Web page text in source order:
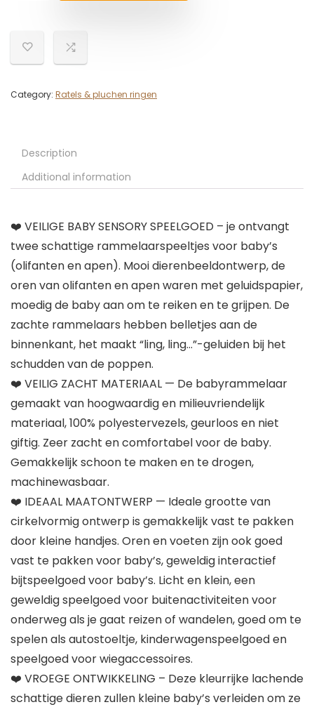
Category: Ratels & pluchen ringen
Description
Additional information
❤️ VEILIGE BABY SENSORY SPEELGOED – je ontvangt
twee schattige rammelaarspeeltjes voor baby’s
(olifanten en apen). Mooi dierenbeeldontwerp, de
oren van olifanten en apen waren met geluidspapier,
moedig de baby aan om te reiken en te grijpen. De
zachte rammelaars hebben belletjes aan de
binnenkant, het maakt “ling, ling…”-geluiden bij het
schudden van de poppen.
❤️ VEILIG ZACHT MATERIAAL — De babyrammelaar
gemaakt van hoogwaardig en milieuvriendelijk
materiaal, 100% polyestervezels, geurloos en niet
giftig. Zeer zacht en comfortabel voor de baby.
Gemakkelijk schoon te maken en te drogen,
machinewasbaar.
❤️ IDEAAL MAATONTWERP — Ideale grootte van
cirkelvormig ontwerp is gemakkelijk vast te pakken
door kleine handjes. Oren en voeten zijn ook goed
vast te pakken voor baby’s, geweldig interactief
bijtspeelgoed voor baby’s. Licht en klein, een
geweldig speelgoed voor buitenactiviteiten voor
onderweg als je gaat reizen of wandelen, goed om te
spelen als autostoeltje, kinderwagenspeelgoed en
speelgoed voor wiegaccessoires.
❤️ VROEGE ONTWIKKELING – Deze kleurrijke lachende
schattige dieren zullen kleine baby’s verleiden om ze